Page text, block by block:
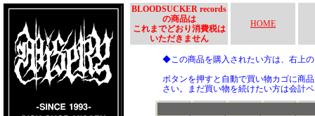
BLOODSUCKER records
の商品は
これまでどおり消費税は
いただきません
HOME
◆この商品を購入されたい方は、右上
ボタンを押すと自動で買い物カゴに商
さい。まだ買い物を続けたい方は会計